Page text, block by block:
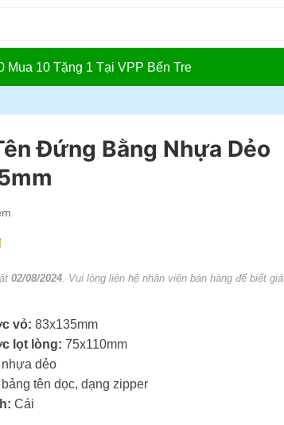
Mua 10 Tặng 1 Tại VPP Bến Tre
Đứng Bằng Nhựa Dẻo
02/08/2024 . Vui lòng liên hệ nhân viên bán hàng để biết giá
vỏ: 83x135mm
lọt lòng: 75x110mm
nhựa dẻo
bảng tên dọc, dạng zipper
Cái